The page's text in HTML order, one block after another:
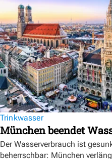
Trinkwasser
München beendet
Der Wasserverbrauch ist
beherrschbar: München